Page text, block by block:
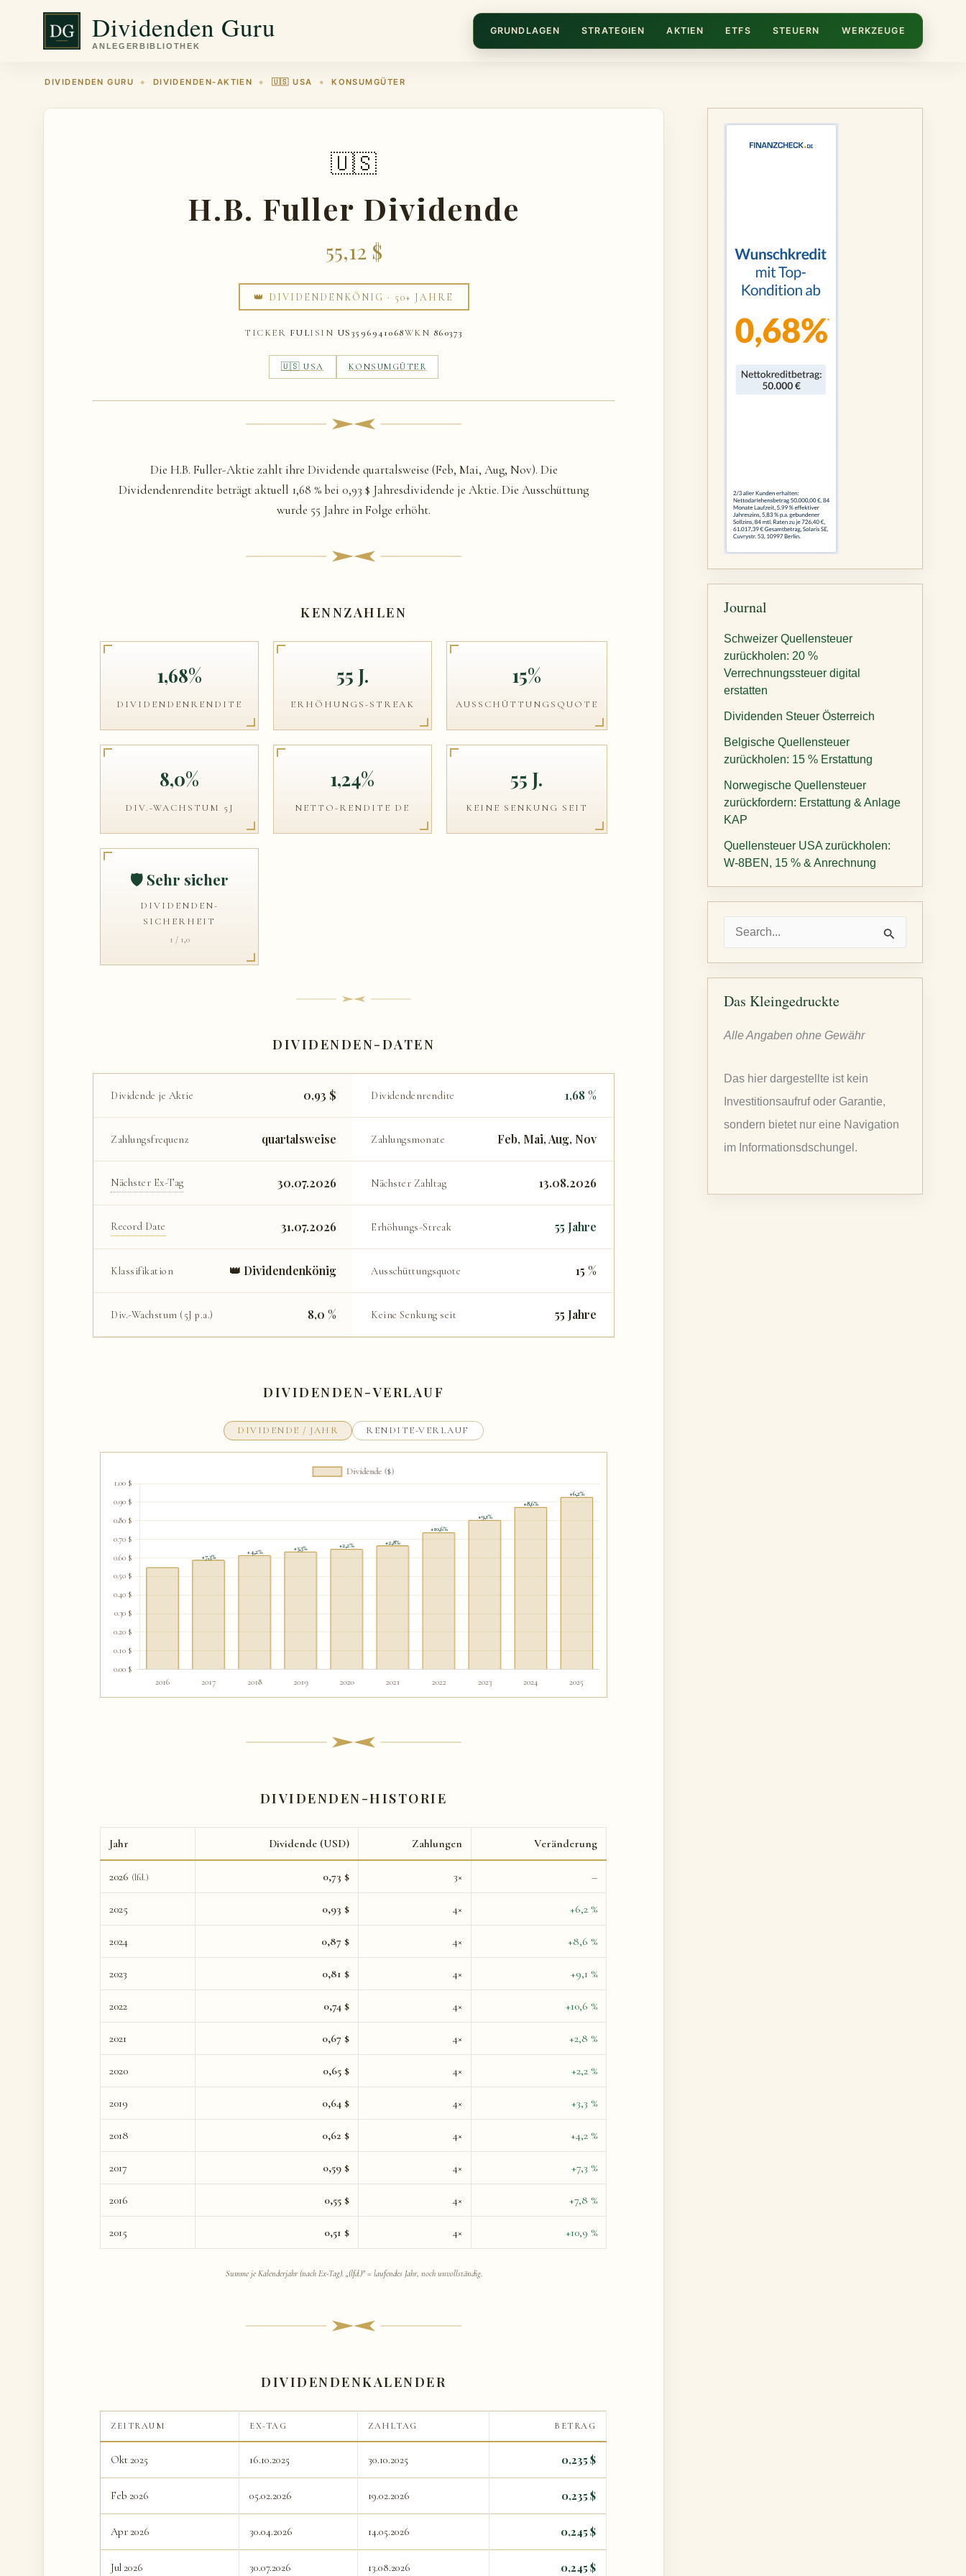
springen
Dividenden Guru GRUNDLAGEN STRATEGIEN AKTIEN ETFS STEUERN WERKZEUGE
DIVIDENDEN GURU ◆ DIVIDENDEN-AKTIEN ◆ 🇺🇸 USA ◆ KONSUMGÜTER
🇺🇸
H.B. Fuller Dividende
55,12 $
👑 DIVIDENDENKÖNIG · 50+ JAHRE
TICKER FULISIN US3596941068WKN 860373
🇺🇸 USA KONSUMGÜTER
Die H.B. Fuller-Aktie zahlt ihre Dividende quartalsweise (Feb, Mai, Aug, Nov). Die
Dividendenrendite beträgt aktuell 1,68 % bei 0,93 $ Jahresdividende je Aktie. Die Ausschüttung
wurde 55 Jahre in Folge erhöht.
KENNZAHLEN
1,68%
DIVIDENDENRENDITE
55 J.
ERHÖHUNGS-STREAK
15%
AUSSCHÜTTUNGSQUOTE
8,0%
DIV.-WACHSTUM 5J
1,24%
NETTO-RENDITE DE
55 J.
KEINE SENKUNG SEIT
🛡️ Sehr sicher
DIVIDENDEN-
SICHERHEIT
1 / 1,0
DIVIDENDEN-DATEN
Dividende je Aktie 0,93 $ Dividendenrendite 1,68 %
Zahlungsfrequenz quartalsweise Zahlungsmonate Feb, Mai, Aug, Nov
Nächster Ex-Tag 30.07.2026 Nächster Zahltag 13.08.2026
Record Date 31.07.2026 Erhöhungs-Streak 55 Jahre
Klassifikation 👑 Dividendenkönig Ausschüttungsquote 15 %
Div.-Wachstum (5J p.a.) 8,0 % Keine Senkung seit 55 Jahre
DIVIDENDEN-VERLAUF
DIVIDENDE / JAHR RENDITE-VERLAUF
DIVIDENDEN-HISTORIE
Jahr Dividende (USD) Zahlungen Veränderung
2026 (lfd.) 0,73 $ 3× –
2025 0,93 $ 4× +6,2 %
2024 0,87 $ 4× +8,6 %
2023 0,81 $ 4× +9,1 %
2022 0,74 $ 4× +10,6 %
2021 0,67 $ 4× +2,8 %
2020 0,65 $ 4× +2,2 %
2019 0,64 $ 4× +3,3 %
2018 0,62 $ 4× +4,2 %
2017 0,59 $ 4× +7,3 %
2016 0,55 $ 4× +7,8 %
2015 0,51 $ 4× +10,9 %
Summe je Kalenderjahr (nach Ex-Tag). „(lfd.)" = laufendes Jahr, noch unvollständig.
DIVIDENDENKALENDER
ZEITRAUM EX-TAG ZAHLTAG BETRAG
Okt 2025 16.10.2025 30.10.2025 0,235 $
Feb 2026 05.02.2026 19.02.2026 0,235 $
Apr 2026 30.04.2026 14.05.2026 0,245 $
Jul 2026 30.07.2026 13.08.2026 0,245 $
Journal
Schweizer Quellensteuer
zurückholen: 20 %
Verrechnungssteuer digital
erstatten
Dividenden Steuer Österreich
Belgische Quellensteuer
zurückholen: 15 % Erstattung
Norwegische Quellensteuer
zurückfordern: Erstattung & Anlage
KAP
Quellensteuer USA zurückholen:
W-8BEN, 15 % & Anrechnung
h
n
Das Kleingedruckte
Alle Angaben ohne Gewähr
Das hier dargestellte ist kein
Investitionsaufruf oder Garantie,
sondern bietet nur eine Navigation
im Informationsdschungel.